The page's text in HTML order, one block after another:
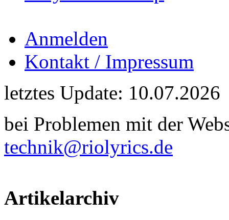
Anmelden
Kontakt / Impressum
letztes Update: 10.07.2026
bei Problemen mit der
technik@riolyrics.de
Artikelarchiv